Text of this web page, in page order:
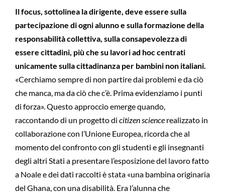
Il focus, sottolinea la dirigente, deve essere sulla
partecipazione di ogni alunno e sulla formazione della
responsabilità collettiva, sulla consapevolezza di
essere cittadini, più che su lavori ad hoc centrati
unicamente sulla cittadinanza per bambini non italiani.
«Cerchiamo sempre di non partire dai problemi e da ciò
che manca, ma da ciò che c’è. Prima evidenziamo i punti
di forza». Questo approccio emerge quando,
raccontando di un progetto di citizen science realizzato in
collaborazione con l’Unione Europea, ricorda che al
momento del confronto con gli studenti e gli insegnanti
degli altri Stati a presentare l’esposizione del lavoro fatto
a Noale e dei dati raccolti è stata «una bambina originaria
del Ghana, con una disabilità. Era l’alunna che